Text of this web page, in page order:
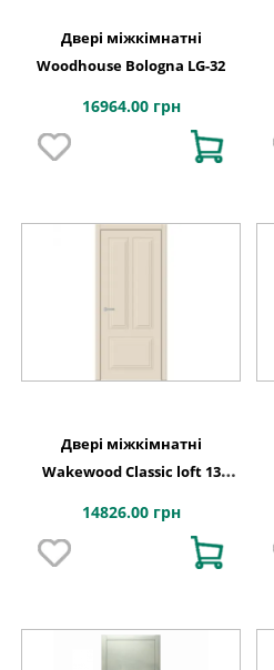
Двері міжкімнатні
Woodhouse Bologna LG-32
16964.00 грн
Двері міжкімнатні
Wakewood Classic loft 13
14826.00 грн